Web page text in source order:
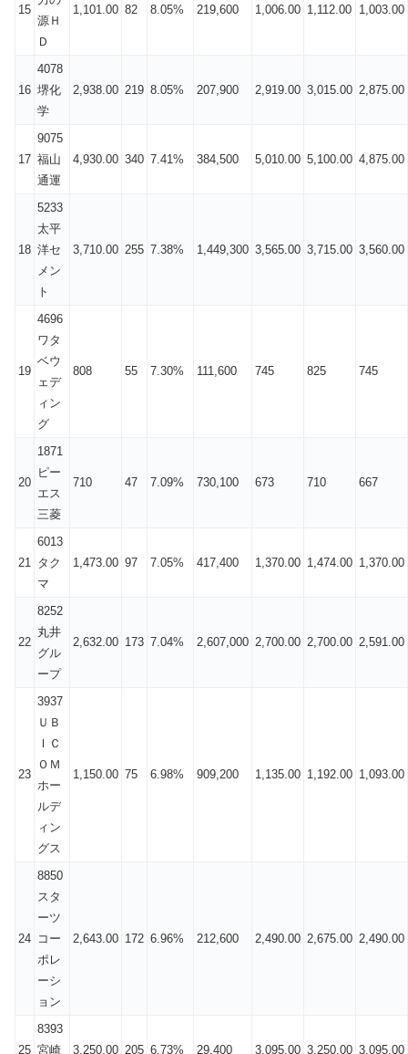
15
源Ｈ
Ｄ
1,101.00 82 8.05% 219,600 1,006.00 1,112.00 1,003.00
16
4078
堺化
学
2,938.00 219 8.05% 207,900 2,919.00 3,015.00 2,875.00
17
9075
福山
通運
4,930.00 340 7.41% 384,500 5,010.00 5,100.00 4,875.00
18
5233
太平
洋セ
メン
ト
3,710.00 255 7.38% 1,449,300 3,565.00 3,715.00 3,560.00
19
4696
ワタ
ベウ
ェデ
ィン
グ
808 55 7.30% 111,600 745 825 745
20
1871
ピー
エス
三菱
710 47 7.09% 730,100 673 710 667
21
6013
タク
マ
1,473.00 97 7.05% 417,400 1,370.00 1,474.00 1,370.00
22
8252
丸井
グル
ープ
2,632.00 173 7.04% 2,607,000 2,700.00 2,700.00 2,591.00
23
3937
ＵＢ
ＩＣ
ＯＭ
ホー
ルデ
ィン
グス
1,150.00 75 6.98% 909,200 1,135.00 1,192.00 1,093.00
24
8850
スタ
ーツ
コー
ポレ
ーシ
ョン
2,643.00 172 6.96% 212,600 2,490.00 2,675.00 2,490.00
25
8393
宮崎
3,250.00 205 6.73% 29,400 3,095.00 3,250.00 3,095.00